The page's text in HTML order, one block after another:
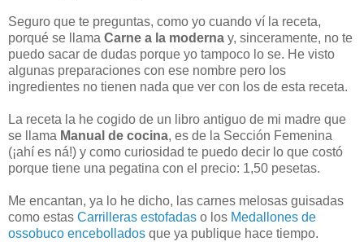
Seguro que te preguntas, como yo cuando ví la receta,
porqué se llama Carne a la moderna y, sinceramente, no te
puedo sacar de dudas porque yo tampoco lo se. He visto
algunas preparaciones con ese nombre pero los
ingredientes no tienen nada que ver con los de esta receta.
La receta la he cogido de un libro antiguo de mi madre que
se llama Manual de cocina, es de la Sección Femenina
(¡ahí es ná!) y como curiosidad te puedo decir lo que costó
porque tiene una pegatina con el precio: 1,50 pesetas.
Me encantan, ya lo he dicho, las carnes melosas guisadas
como estas Carrilleras estofadas o los Medallones de
ossobuco encebollados que ya publique hace tiempo.